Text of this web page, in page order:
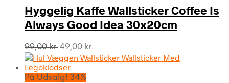
Hyggelig Kaffe Wallsticker Coffee Is
Always Good Idea 30x20cm
99,00kr. Den
oprindelige
pris
var:
49,00 kr.
aktuelle
På Udsalg! 34%